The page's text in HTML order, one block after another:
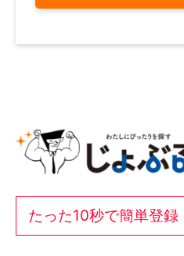
たった10秒で簡単登録